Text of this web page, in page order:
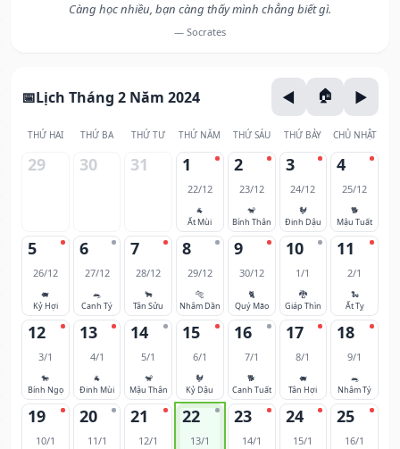
Càng học nhiều, bạn càng thấy mình chẳng biết gì.
— Socrates
Lịch Tháng 2 Năm 2024
THỨ HAI THỨ BA THỨ TƯ THỨ NĂM THỨ SÁU THỨ BẢY CHỦ NHẬT
29 30 31 1
22/12
🐐
Ất Mùi
2
23/12
🐒
Bính Thân
3
24/12
🐓
Đinh Dậu
4
25/12
🐕
Mậu Tuất
5
26/12
🐖
Kỷ Hợi
6
27/12
🐀
Canh Tý
7
28/12
🐂
Tân Sửu
8
29/12
🐅
Nhâm Dần
9
30/12
🐈
Quý Mão
10
1/1
🐉
Giáp Thìn
11
2/1
🐍
Ất Tỵ
12
3/1
🐎
Bính Ngọ
13
4/1
🐐
Đinh Mùi
14
5/1
🐒
Mậu Thân
15
6/1
🐓
Kỷ Dậu
16
7/1
🐕
Canh Tuất
17
8/1
🐖
Tân Hợi
18
9/1
🐀
Nhâm Tý
19
10/1
20
11/1
21
12/1
22
13/1
23
14/1
24
15/1
25
16/1